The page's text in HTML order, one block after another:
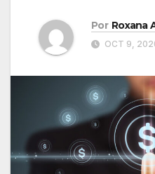
Por Roxana
OCT 9,